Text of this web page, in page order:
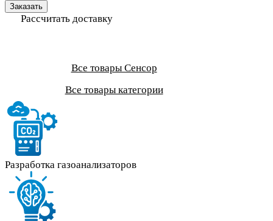
Заказать
Рассчитать доставку
Все товары Сенсор
Все товары категории
Разработка газоанализаторов